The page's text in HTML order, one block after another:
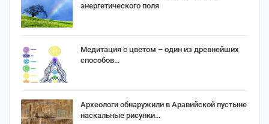
энергетического поля
Медитация с цветом – один из древнейших
способов…
Археологи обнаружили в Аравийской пустыне
наскальные рисунки…